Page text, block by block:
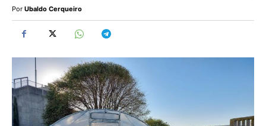
Por Ubaldo Cerqueiro